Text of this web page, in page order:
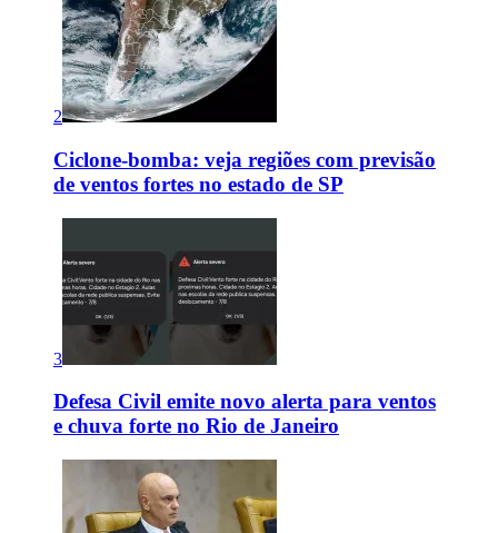
2
Ciclone-bomba: veja regiões com previsão
de ventos fortes no estado de SP
3
Defesa Civil emite novo alerta para ventos
e chuva forte no Rio de Janeiro